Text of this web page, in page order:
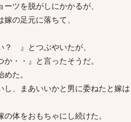
ツを脱がしにかかるが、
の足元に落ちて、
』とつぶやいたが、
・・』と言ったそうだ。
た。
、まあいいかと男に委ねたと嫁
体をおもちゃにし続けた。